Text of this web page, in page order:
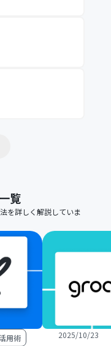
覧
を詳しく解説していま
用術 2025/10/23